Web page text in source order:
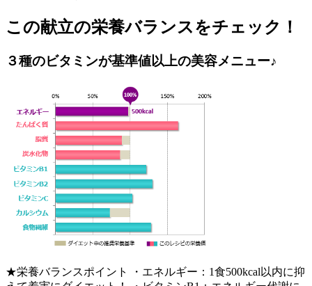
この献立の栄養バランスをチェック！
３種のビタミンが基準値以上の美容メニュー♪
★栄養バランスポイント ・エネルギー：1食500kcal以内に抑